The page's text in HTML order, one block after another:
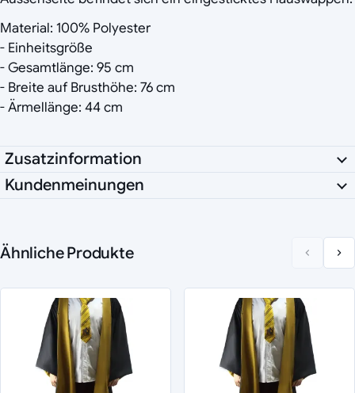
Material: 100% Polyester
- Einheitsgröße
- Gesamtlänge: 95 cm
- Breite auf Brusthöhe: 76 cm
- Ärmellänge: 44 cm
Zusatzinformation
Kundenmeinungen
Ähnliche Produkte